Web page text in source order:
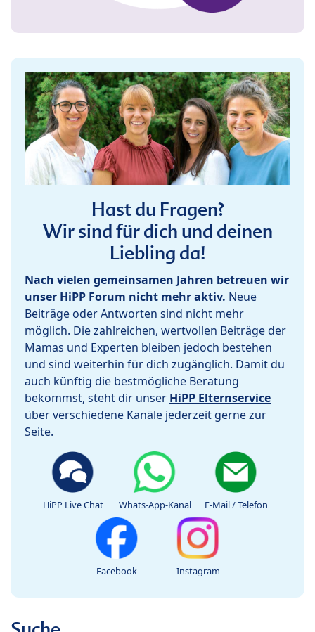
Hast du Fragen?
Wir sind für dich und deinen
Liebling da!
Nach vielen gemeinsamen Jahren betreuen wir
unser HiPP Forum nicht mehr aktiv. Neue
Beiträge oder Antworten sind nicht mehr
möglich. Die zahlreichen, wertvollen Beiträge der
Mamas und Experten bleiben jedoch bestehen
und sind weiterhin für dich zugänglich. Damit du
auch künftig die bestmögliche Beratung
bekommst, steht dir unser HiPP Elternservice
über verschiedene Kanäle jederzeit gerne zur
Seite.
HiPP Live Chat Whats-App-Kanal E-Mail / Telefon
Facebook Instagram